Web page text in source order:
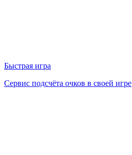
Быстрая игра
Сервис подсчёта очков в своей игре